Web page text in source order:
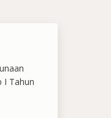
I Tahun